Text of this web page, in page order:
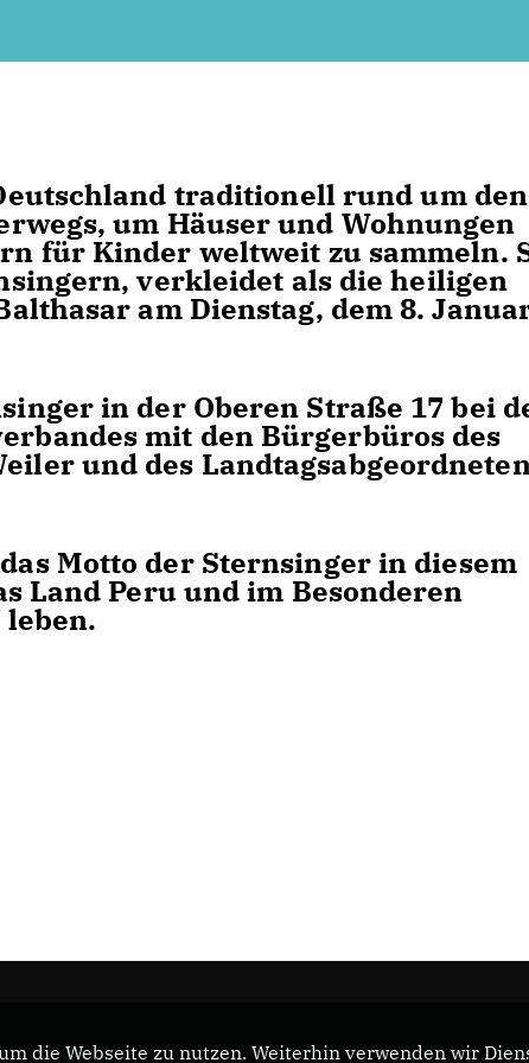
traditionell rund um den
um Häuser und Wohnungen
für Kinder weltweit zu sammeln.
verkleidet als die heiligen
am Dienstag, dem 8.
in der Oberen Straße 17 bei
mit den Bürgerbüros des
und des
Motto der Sternsinger in diesem
Land Peru und im Besonderen
die Webseite zu nutzen. Weiterhin verwenden wir